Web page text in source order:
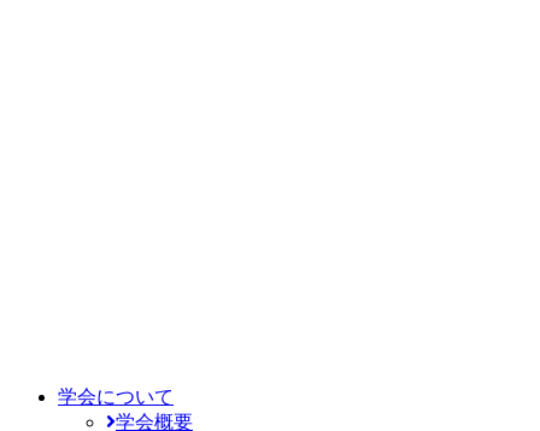
学会について
学会概要